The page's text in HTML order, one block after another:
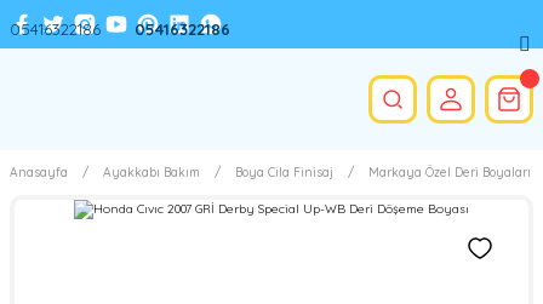
Anasayfa Ayakkabı Bakım Boya Cila Finisaj Markaya Özel Deri Boyaları
05416322186 05416322186